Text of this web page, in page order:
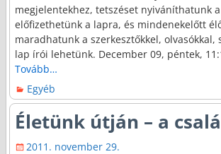
megjelentekhez, tetszéset nyiváníthatunk
előfizethetünk a lapra, és mindenekelőtt
maradhatunk a szerkesztőkkel, olvasókkal,
lap írói lehetünk. December 09, péntek,
Tovább…
Egyéb
Életünk útján – a
2011. november 29.